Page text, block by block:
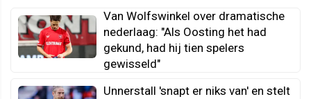
Van Wolfswinkel over dramatische
nederlaag: "Als Oosting het had
gekund, had hij tien spelers
gewisseld"
Unnerstall 'snapt er niks van' en stelt